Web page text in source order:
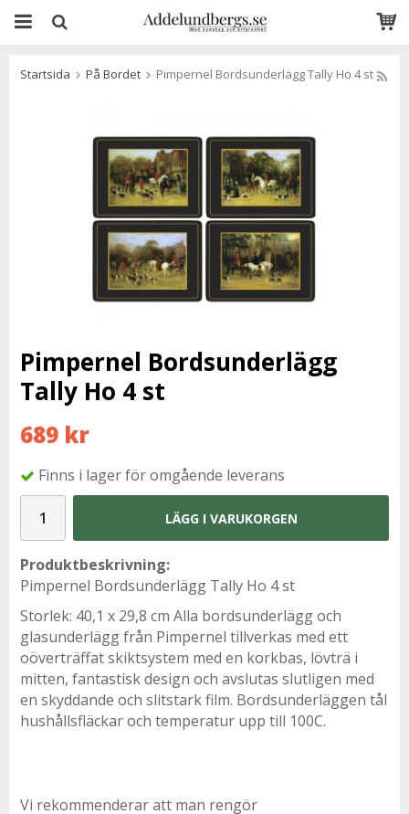
Startsida På Bordet Pimpernel Bordsunderlägg Tally Ho 4 st
Pimpernel Bordsunderlägg
Tally Ho 4 st
689 kr
Finns i lager för omgående leverans
LÄGG I VARUKORGEN
Produktbeskrivning:
Pimpernel Bordsunderlägg Tally Ho 4 st
Storlek: 40,1 x 29,8 cm Alla bordsunderlägg och
glasunderlägg från Pimpernel tillverkas med ett
oöverträffat skiktsystem med en korkbas, lövträ i
mitten, fantastisk design och avslutas slutligen med
en skyddande och slitstark film. Bordsunderläggen tål
hushållsfläckar och temperatur upp till 100C.
Vi rekommenderar att man rengör